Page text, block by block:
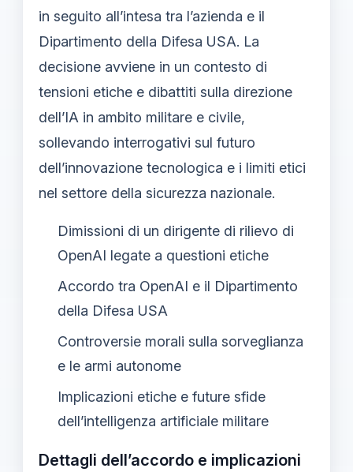
in seguito all’intesa tra l’azienda e il
Dipartimento della Difesa USA. La
decisione avviene in un contesto di
tensioni etiche e dibattiti sulla direzione
dell’IA in ambito militare e civile,
sollevando interrogativi sul futuro
dell’innovazione tecnologica e i limiti etici
nel settore della sicurezza nazionale.
Dimissioni di un dirigente di rilievo di
OpenAI legate a questioni etiche
Accordo tra OpenAI e il Dipartimento
della Difesa USA
Controversie morali sulla sorveglianza
e le armi autonome
Implicazioni etiche e future sfide
dell’intelligenza artificiale militare
Dettagli dell’accordo e implicazioni